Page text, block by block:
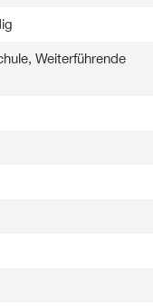
Weiterführende